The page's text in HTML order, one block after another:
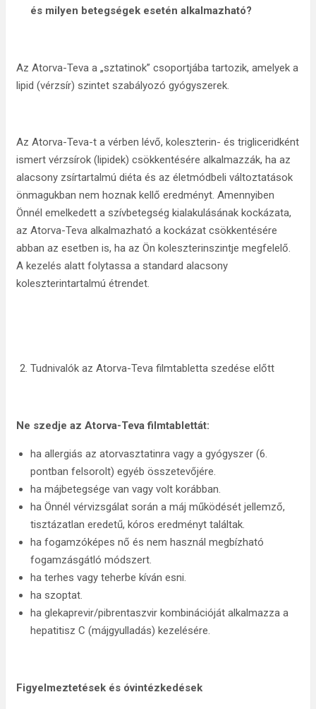
és milyen betegségek esetén alkalmazható?
Az Atorva-Teva a „sztatinok” csoportjába tartozik, amelyek a
lipid (vérzsír) szintet szabályozó gyógyszerek.
Az Atorva-Teva-t a vérben lévő, koleszterin- és trigliceridként
ismert vérzsírok (lipidek) csökkentésére alkalmazzák, ha az
alacsony zsírtartalmú diéta és az életmódbeli változtatások
önmagukban nem hoznak kellő eredményt. Amennyiben
Önnél emelkedett a szívbetegség kialakulásának kockázata,
az Atorva-Teva alkalmazható a kockázat csökkentésére
abban az esetben is, ha az Ön koleszterinszintje megfelelő.
A kezelés alatt folytassa a standard alacsony
koleszterintartalmú étrendet.
Tudnivalók az Atorva-Teva filmtabletta szedése előtt
Ne szedje az Atorva-Teva filmtablettát:
ha allergiás az atorvasztatinra vagy a gyógyszer (6.
pontban felsorolt) egyéb összetevőjére.
ha májbetegsége van vagy volt korábban.
ha Önnél vérvizsgálat során a máj működését jellemző,
tisztázatlan eredetű, kóros eredményt találtak.
ha fogamzóképes nő és nem használ megbízható
fogamzásgátló módszert.
ha terhes vagy teherbe kíván esni.
ha szoptat.
ha glekaprevir/pibrentaszvir kombinációját alkalmazza a
hepatitisz C (májgyulladás) kezelésére.
Figyelmeztetések és óvintézkedések